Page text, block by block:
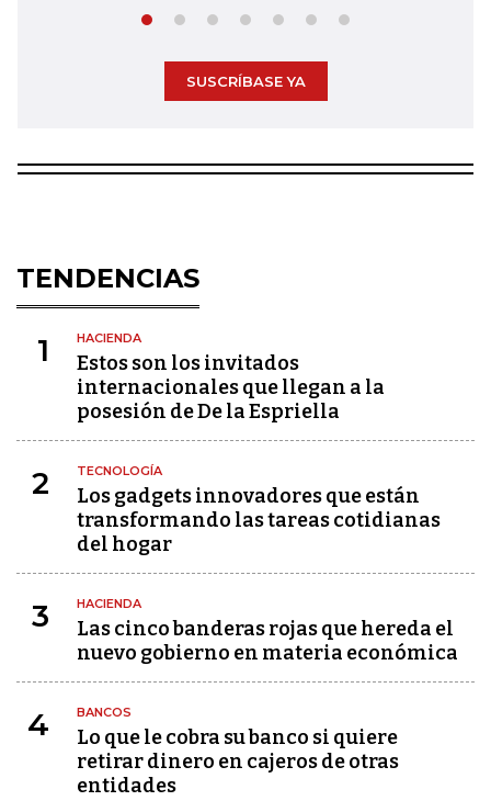
SUSCRÍBASE YA
TENDENCIAS
1 HACIENDA
Estos son los invitados
internacionales que llegan a la
posesión de De la Espriella
2 TECNOLOGÍA
Los gadgets innovadores que están
transformando las tareas cotidianas
del hogar
3 HACIENDA
Las cinco banderas rojas que hereda el
nuevo gobierno en materia económica
4 BANCOS
Lo que le cobra su banco si quiere
retirar dinero en cajeros de otras
entidades